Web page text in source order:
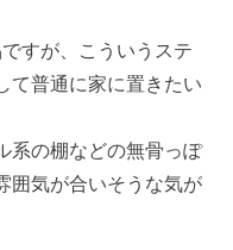
すが、こういうステ
て普通に家に置きたい
系の棚などの無骨っぽ
囲気が合いそうな気が